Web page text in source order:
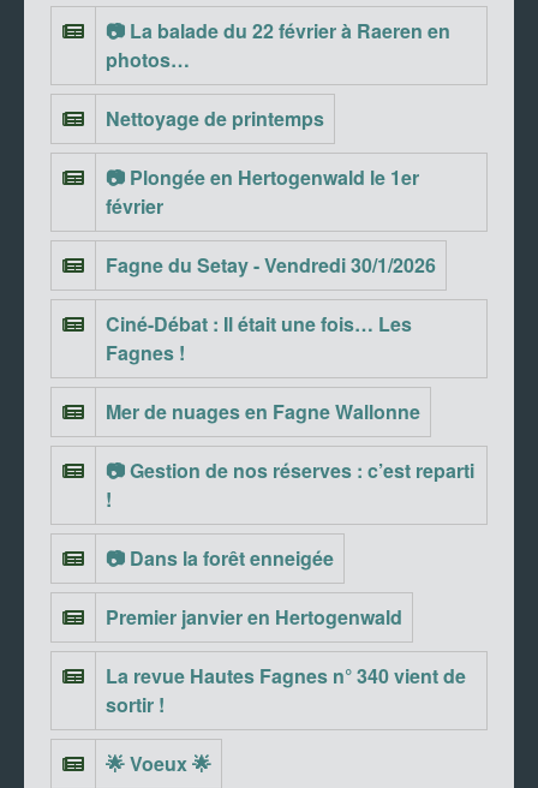
📷 La balade du 22 février à Raeren en
photos…
Nettoyage de printemps
📷 Plongée en Hertogenwald le 1er
février
Fagne du Setay - Vendredi 30/1/2026
Ciné-Débat : Il était une fois… Les
Fagnes !
Mer de nuages en Fagne Wallonne
📷 Gestion de nos réserves : c’est reparti
!
📷 Dans la forêt enneigée
Premier janvier en Hertogenwald
La revue Hautes Fagnes n° 340 vient de
sortir !
🌟 Voeux 🌟